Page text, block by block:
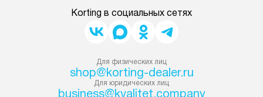
Korting в социальных сетях
Для физических лиц
shop@korting-dealer.ru
Для юридических лиц
business@kvalitet.company